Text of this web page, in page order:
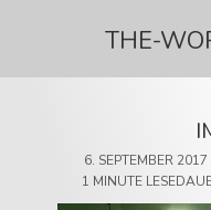
THE-
6. SEPTEMBER 2017
1 MINUTE